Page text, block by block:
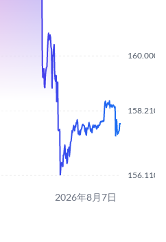
156.1100
158.2100
160.0000
2026年8月7日